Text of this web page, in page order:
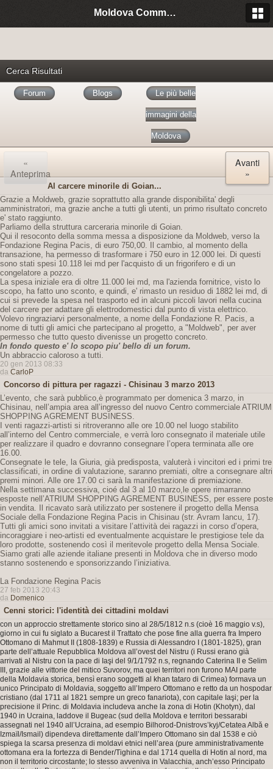
Moldova Community Italia
Cerca Risultati
Forum Blogs Le più belle
immagini della
Moldova
«
Anteprima
Avanti
»
Al carcere minorile di Goian...
Grazie a Moldweb, grazie soprattutto alla grande disponibilita' degli
amministratori, ma grazie anche a tutti gli utenti, un primo risultato concreto
e' stato raggiunto.
Parliamo della struttura carceraria minorile di Goian.
Qui il resoconto della somma messa a disposizione da Moldweb, verso la
Fondazione Regina Pacis, di euro 750,00. Il cambio, al momento della
transazione, ha permesso di trasformare i 750 euro in 12.000 lei. Di questi
sono stati spesi 10.118 lei md per l'acquisto di un frigorifero e di un
congelatore a pozzo.
La spesa iniziale era di oltre 11.000 lei md, ma l'azienda fornitrice, visto lo
scopo, ha fatto uno sconto, e quindi, e' rimasto un residuo di 1882 lei md, di
cui si prevede la spesa nel trasporto ed in alcuni piccoli lavori nella cucina
del carcere per adattare gli elettrodomestici dal punto di vista elettrico.
Volevo ringraziarvi personalmente, a nome della Fondazione R. Pacis, a
nome di tutti gli amici che partecipano al progetto, a "Moldweb", per aver
permesso che tutto questo divenisse un progetto concreto.
In fondo questo e' lo scopo piu' bello di un forum.
Un abbraccio caloroso a tutti.
20 gen 2013 08:33
da CarloP
Concorso di pittura per ragazzi - Chisinau 3 marzo 2013
L’evento, che sarà pubblico,è programmato per domenica 3 marzo, in
Chisinau, nell’ampia area all’ingresso del nuovo Centro commerciale ATRIUM
SHOPPING AGREMENT BUSINESS.
I venti ragazzi-artisti si ritroveranno alle ore 10.00 nel luogo stabilito
all’interno del Centro commerciale, e verrà loro consegnato il materiale utile
per realizzare il quadro e dovranno consegnare l’opera terminata alle ore
16.00.
Consegnate le tele, la Giuria, già predisposta, valuterà i vincitori ed i primi tre
classificati, in ordine di valutazione, saranno premiati, oltre a consegnare altri
premi minori. Alle ore 17.00 ci sarà la manifestazione di premiazione.
Nella settimana successiva, cioé dal 3 al 10 marzo,le opere rimarranno
esposte nell’ATRIUM SHOPPING AGREMENT BUSINESS, per essere poste
in vendita. Il ricavato sarà utilizzato per sostenere il progetto della Mensa
Sociale della Fondazione Regina Pacis in Chisinau (str. Avram Iancu, 17).
Tutti gli amici sono invitati a visitare l’attività dei ragazzi in corso d’opera,
incoraggiare i neo-artisti ed eventualmente acquistare le prestigiose tele da
loro prodotte, sostenendo così il meritevole progetto della Mensa Sociale.
Siamo grati alle aziende italiane presenti in Moldova che in diverso modo
stanno sostenendo e sponsorizzando l’iniziativa.
La Fondazione Regina Pacis
27 feb 2013 20:43
da Domenico
Cenni storici: l'identità dei cittadini moldavi
con un approccio strettamente storico sino al 28/5/1812 n.s (cioè 16 maggio v.s),
giorno in cui fu siglato a Bucarest il Trattato che pose fine alla guerra fra Impero
Ottomano di Mahmut II (1808-1839) e Russia di Alessandro I (1801-1825), gran
parte dell’attuale Repubblica Moldova all’ovest del Nistru (i Russi erano già
arrivati al Nistru con la pace di Iaşi del 9/1/1792 n.s, regnando Caterina II e Selim
III, grazie alle vittorie del mitico Suvorov, ma quei territori non furono MAI parte
della Moldavia storica, bensì erano soggetti al khan tataro di Crimea) formava un
unico Principato di Moldavia, soggetto all’Impero Ottomano e retto da un hospodar
cristiano (dal 1711 al 1821 sempre un greco fanariota), con capitale Iaşi; per la
precisione il Princ. di Moldavia includeva anche la zona di Hotin (Khotyn), dal
1940 in Ucraina, laddove il Bugeac (sud della Moldova e territori bessarabi
assegnati nel 1940 all’Ucraina, ad esempio Bilhorod-Dnistrovs’kyj/Cetatea Albă e
Izmaïl/Ismail) dipendeva direttamente dall’Impero Ottomano sin dal 1538 e ciò
spiega la scarsa presenza di moldavi etnici nell’area (pure amministrativamente
ottomana era la fortezza di Bender/Tighina e dal 1714 quella di Hotin al nord, ma
non il territorio circostante; lo stesso avveniva in Valacchia, anch’esso Principato